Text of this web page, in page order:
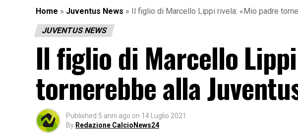
Home » Juventus News » Il figlio di Marcello Lippi rivela: «Mio padre
JUVENTUS NEWS
Il figlio di Marcello
tornerebbe alla
Published 5 anni ago on 14 Luglio 2021
By Redazione CalcioNews24